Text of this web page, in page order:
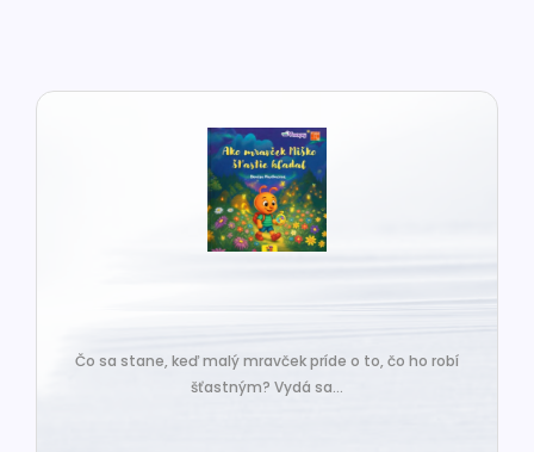
Čo sa stane, keď malý mravček príde o to, čo ho robí
šťastným? Vydá sa...